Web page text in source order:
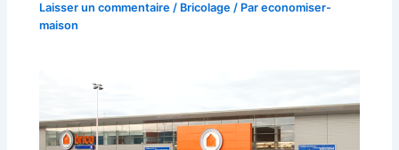
Laisser un commentaire / Bricolage / Pareconomiser-
maison